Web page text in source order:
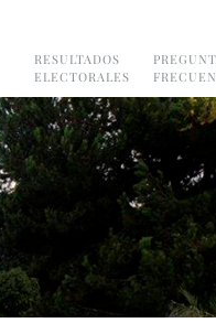
RESULTADOS
ELECTORALES